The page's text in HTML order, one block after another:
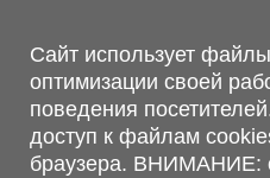
Магазин, склад
г. Минск, Минский р-н, п.
223062
г. Брест, ул. Лейтенанта
Сайт использует
оптимизации своей
поведения
доступ к файлам
браузера. ВНИМАНИЕ: